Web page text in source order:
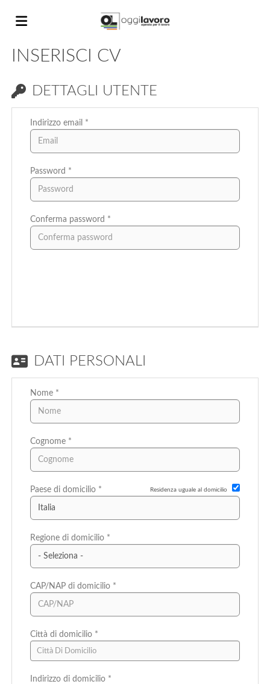
Home
Offerte
di
lavoro
Carica
il
CV
Login
Lingua
IT
DE
ES
INSERISCI CV
DETTAGLI UTENTE
Indirizzo email *
Password *
Conferma password *
DATI PERSONALI
Nome *
Cognome *
Paese di domicilio * Residenza uguale al domicilio
Regione di domicilio *
CAP/NAP di domicilio *
Città di domicilio *
Città Di Domicilio
Indirizzo di domicilio *